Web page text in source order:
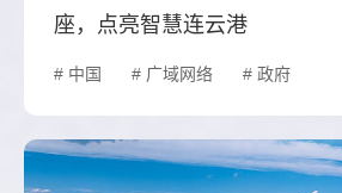
座，点亮智慧连云港
# 中国 # 广域网络 # 政府